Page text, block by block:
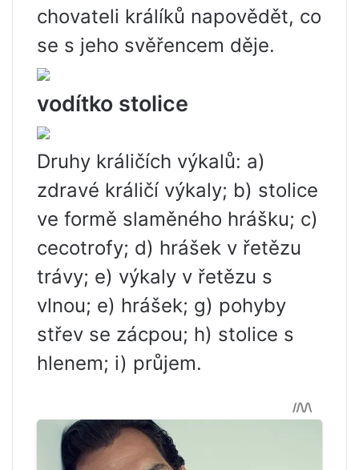
chovateli králíků napovědět, co
se s jeho svěřencem děje.
vodítko stolice
Druhy králičích výkalů: a)
zdravé králičí výkaly; b) stolice
ve formě slaměného hrášku; c)
cecotrofy; d) hrášek v řetězu
trávy; e) výkaly v řetězu s
vlnou; e) hrášek; g) pohyby
střev se zácpou; h) stolice s
hlenem; i) průjem.